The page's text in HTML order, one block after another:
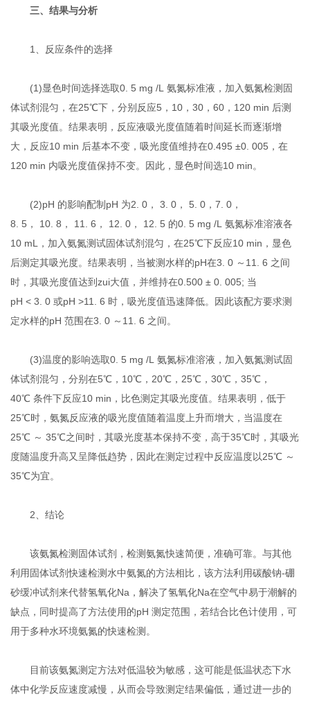
三、结果与分析
1、反应条件的选择
(1)显色时间选择选取0. 5 mg /L 氨氮标准液，加入氨氮检测固
体试剂混匀，在25℃下，分别反应5，10，30，60，120 min 后测
其吸光度值。结果表明，反应液吸光度值随着时间延长而逐渐增
大，反应10 min 后基本不变，吸光度值维持在0.495 ±0. 005，在
120 min 内吸光度值保持不变。因此，显色时间选10 min。
(2)pH 的影响配制pH 为2. 0， 3. 0， 5. 0，7. 0，
8. 5， 10. 8， 11. 6， 12. 0， 12. 5 的0. 5 mg /L 氨氮标准溶液各
10 mL，加入氨氮测试固体试剂混匀，在25℃下反应10 min，显色
后测定其吸光度。结果表明，当被测水样的pH在3. 0 ～11. 6 之间
时，其吸光度值达到zui大值，并维持在0.500 ± 0. 005; 当
pH < 3. 0 或pH >11. 6 时，吸光度值迅速降低。因此该配方要求测
定水样的pH 范围在3. 0 ～11. 6 之间。
(3)温度的影响选取0. 5 mg /L 氨氮标准溶液，加入氨氮测试固
体试剂混匀，分别在5℃，10℃，20℃，25℃，30℃，35℃，
40℃ 条件下反应10 min，比色测定其吸光度值。结果表明，低于
25℃时，氨氮反应液的吸光度值随着温度上升而增大，当温度在
25℃ ～ 35℃之间时，其吸光度基本保持不变，高于35℃时，其吸光
度随温度升高又呈降低趋势，因此在测定过程中反应温度以25℃ ～
35℃为宜。
2、结论
该氨氮检测固体试剂，检测氨氮快速简便，准确可靠。与其他
利用固体试剂快速检测水中氨氮的方法相比，该方法利用碳酸钠-硼
砂缓冲试剂来代替氢氧化Na，解决了氢氧化Na在空气中易于潮解的
缺点，同时提高了方法使用的pH 测定范围，若结合比色计使用，可
用于多种水环境氨氮的快速检测。
目前该氨氮测定方法对低温较为敏感，这可能是低温状态下水
体中化学反应速度减慢，从而会导致测定结果偏低，通过进一步的